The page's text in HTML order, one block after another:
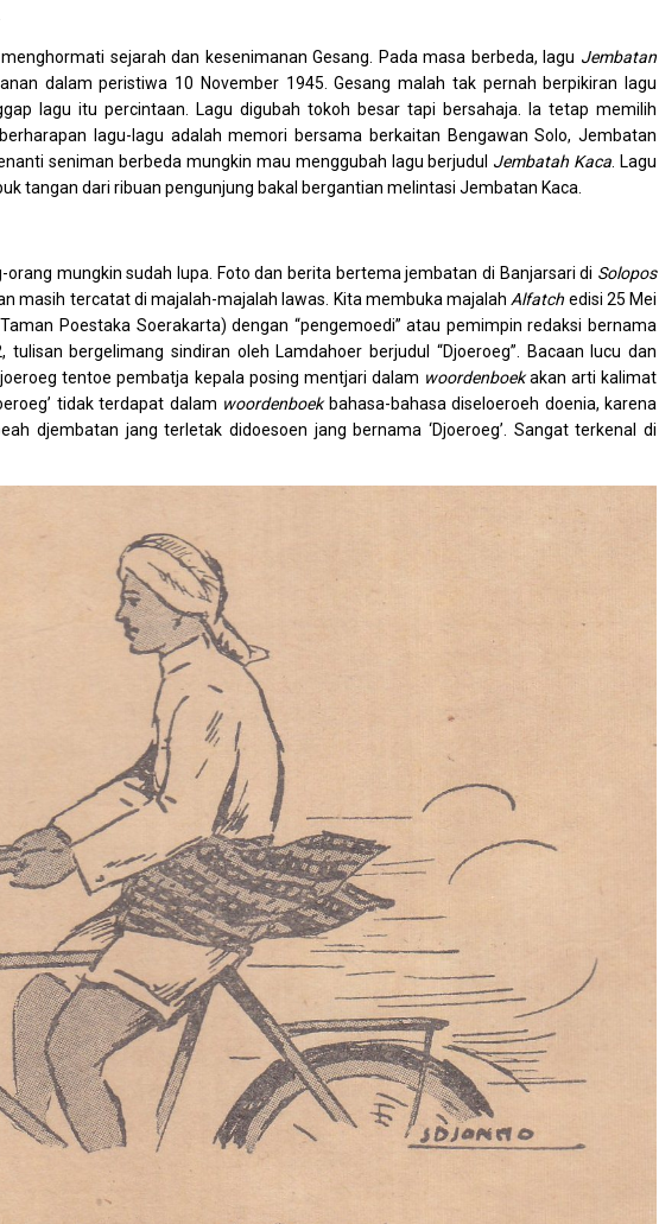
sejarah dan kesenimanan Gesang. Pada masa berbeda, lagu Jembatan
dalam peristiwa 10 November 1945. Gesang malah tak pernah berpikiran lagu
lagu itu percintaan. Lagu digubah tokoh besar tapi bersahaja. Ia tetap memilih
lagu-lagu adalah memori bersama berkaitan Bengawan Solo, Jembatan
seniman berbeda mungkin mau menggubah lagu berjudul Jembatah Kaca. Lagu
tangan dari ribuan pengunjung bakal bergantian melintasi Jembatan Kaca.
orang mungkin sudah lupa. Foto dan berita bertema jembatan di Banjarsari di Solopos
masih tercatat di majalah-majalah lawas. Kita membuka majalahAlfatch edisi 25 Mei
Poestaka Soerakarta) dengan “pengemoedi” atau pemimpin redaksi bernama
tulisan bergelimang sindiran oleh Lamdahoer berjudul “Djoeroeg”. Bacaan lucu dan
tentoe pembatja kepala posing mentjari dalam woordenboekakan arti kalimat
tidak terdapat dalam woordenboekbahasa-bahasa diseloeroeh doenia, karena
djembatan jang terletak didoesoen jang bernama ‘Djoeroeg’. Sangat terkenal di